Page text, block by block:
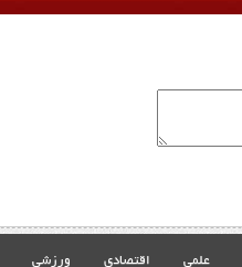
علمی اقتصادی ورزشی